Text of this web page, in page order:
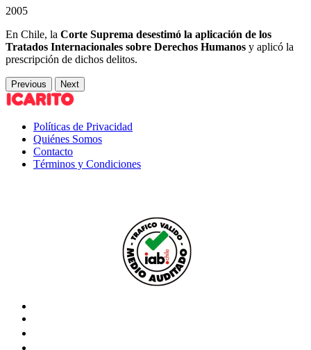
2005
En Chile, la Corte Suprema desestimó la aplicación de los
Tratados Internacionales sobre Derechos Humanos y aplicó la
prescripción de dichos delitos.
Previous Next
Políticas de Privacidad
Quiénes Somos
Contacto
Términos y Condiciones